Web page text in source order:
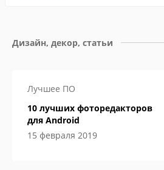
Дизайн, декор, статьи
Лучшее ПО
10 лучших фоторедакторов
для Android
15 февраля 2019